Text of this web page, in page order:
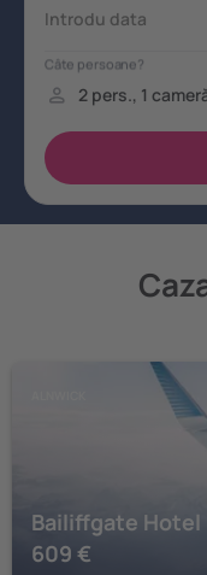
Bailiffgate Hotel
609 €